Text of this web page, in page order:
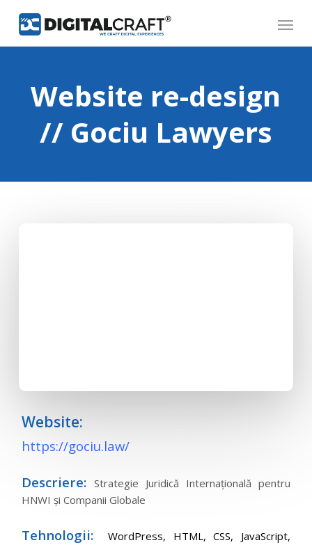
Menu
Website re-design
// Gociu Lawyers
Website:
https://gociu.law/
Descriere:Strategie Juridică Internațională pentru
HNWI și Companii Globale
Tehnologii: WordPress, HTML, CSS, JavaScript,